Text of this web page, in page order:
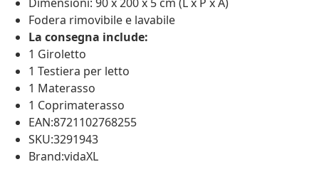
Fodera rimovibile e lavabile
La consegna include:
1 Giroletto
1 Testiera per letto
1 Materasso
1 Coprimaterasso
EAN:8721102768255
SKU:3291943
Brand:vidaXL